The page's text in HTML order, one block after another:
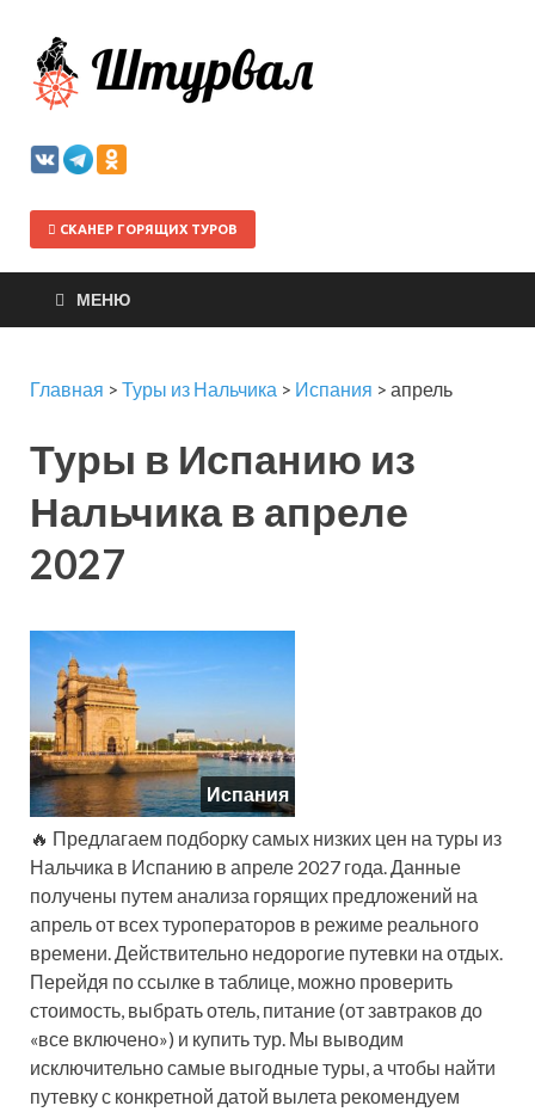
СКАНЕР ГОРЯЩИХ ТУРОВ
МЕНЮ
Главная > Туры из Нальчика > Испания > апрель
Туры в Испанию из
Нальчика в апреле
2027
Испания
🔥 Предлагаем подборку самых низких цен на туры из
Нальчика в Испанию в апреле 2027 года. Данные
получены путем анализа горящих предложений на
апрель от всех туроператоров в режиме реального
времени. Действительно недорогие путевки на отдых.
Перейдя по ссылке в таблице, можно проверить
стоимость, выбрать отель, питание (от завтраков до
«все включено») и купить тур. Мы выводим
исключительно самые выгодные туры, а чтобы найти
путевку с конкретной датой вылета рекомендуем